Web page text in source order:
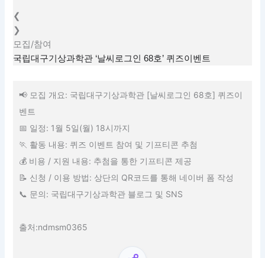
❮
❯
모집/참여
국립대구기상과학관 ‘날씨로그인 68호’ 퀴즈이벤트
📢 모집 개요: 국립대구기상과학관 [날씨로그인 68호] 퀴즈이
벤트
📅 일정: 1월 5일(월) 18시까지
🏃 활동 내용: 퀴즈 이벤트 참여 및 기프티콘 추첨
💰 비용 / 지원 내용: 추첨을 통한 기프티콘 제공
📝 신청 / 이용 방법: 상단의 QR코드를 통해 네이버 폼 작성
📞 문의: 국립대구기상과학관 블로그 및 SNS
출처:ndmsm0365